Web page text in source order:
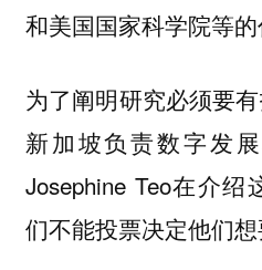
和美国国家科学院等的
为了阐明研究必须要
新加坡负责数字发
Josephine Teo在介
们不能投票决定他们想